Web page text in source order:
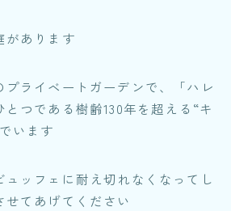
があります
プライベートガーデンで、「ハレ
つである樹齢130年を超える“キ
います
ッフェに耐え切れなくなってし
せてあげてください